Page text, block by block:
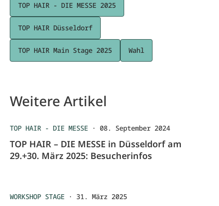
TOP HAIR - DIE MESSE 2025
TOP HAIR Düsseldorf
TOP HAIR Main Stage 2025 Wahl
Weitere Artikel
TOP HAIR - DIE MESSE · 08. September 2024
TOP HAIR – DIE MESSE in Düsseldorf am
29.+30. März 2025: Besucherinfos
WORKSHOP STAGE · 31. März 2025